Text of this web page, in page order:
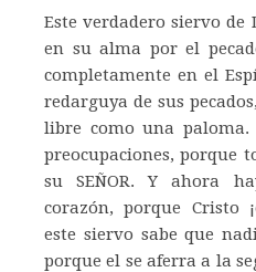
Este verdadero siervo de
en su alma por el
completamente en el
redarguya de sus
libre como una
preocupaciones, porque
su SEÑOR. Y ahora
corazón, porque Cristo
este siervo sabe que
porque el se aferra a la